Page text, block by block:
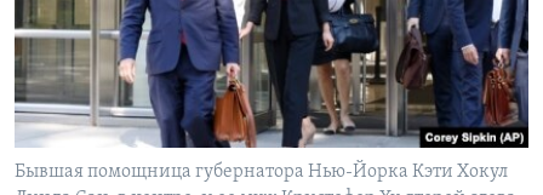
Бывшая помощница губернатора Нью-Йорка Кэти Хокул